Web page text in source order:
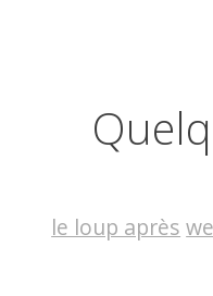
le loup après